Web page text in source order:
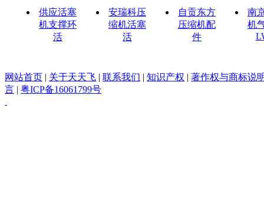
供应活塞
机支撑环
活
安瑞科压
缩机活塞
活
自贡东方
压缩机配
件
南
机
网站首页 | 关于天天飞 | 联系我们 | 知识产权 | 著作权与商标说
言 | 粤ICP备16061799号